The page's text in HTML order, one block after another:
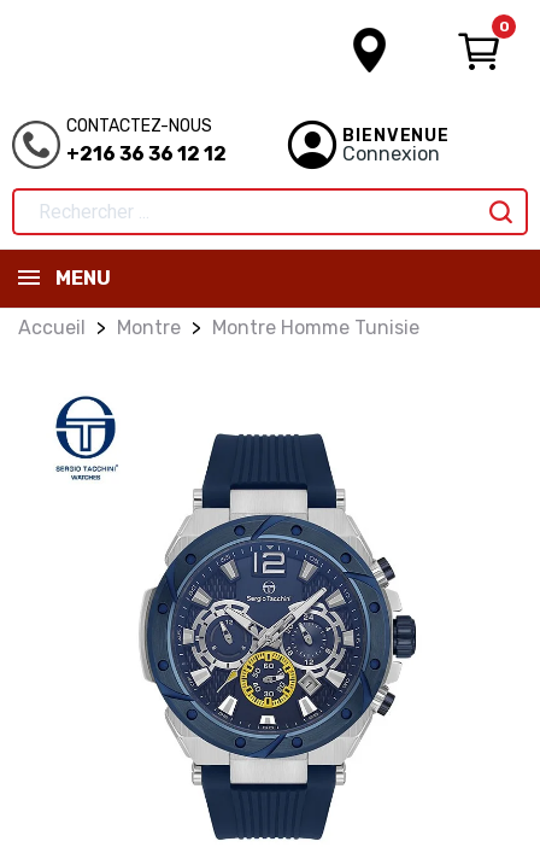
0
CONTACTEZ-NOUS
+216 36 36 12 12
BIENVENUE
Connexion
MENU
Accueil Montre Montre Homme Tunisie